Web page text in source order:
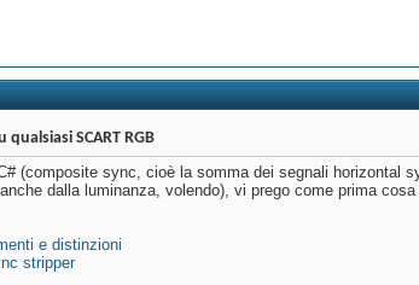
qualsiasi SCART RGB
(composite sync, cioè la somma dei segnali horizontal
dalla luminanza, volendo), vi prego come prima
e distinzioni
stripper